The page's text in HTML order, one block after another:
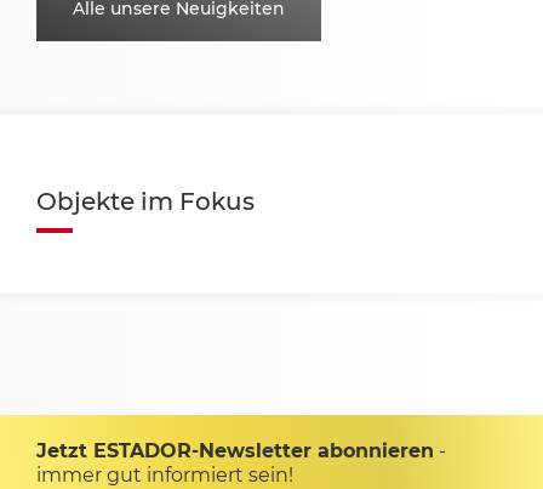
Alle unsere Neuigkeiten
Objekte im Fokus
Jetzt ESTADOR-Newsletter abonnieren -
immer gut informiert sein!